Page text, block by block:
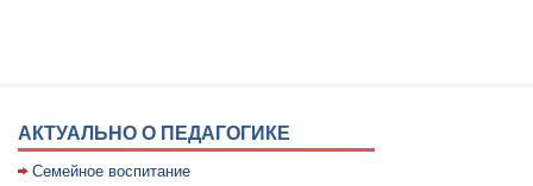
АКТУАЛЬНО О ПЕДАГОГИКЕ
Семейное воспитание